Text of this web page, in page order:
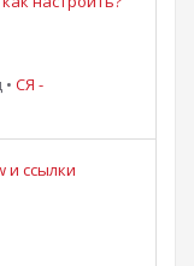
• СЯ -
и ссылки